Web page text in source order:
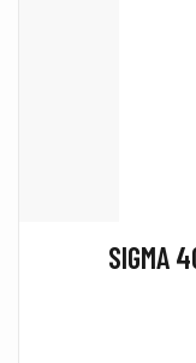
SIGMA